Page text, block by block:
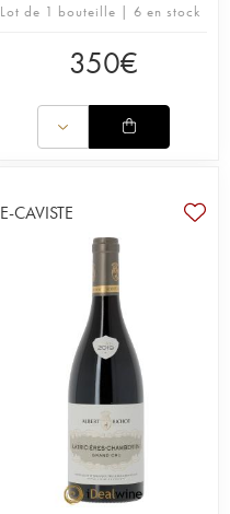
Lot de 1 bouteille | 6 en stock
350€
E-CAVISTE